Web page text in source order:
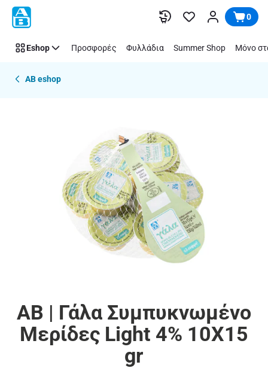
Παράλειψη 0
Eshop Προσφορές Φυλλάδια Summer Shop Μόνο
AB eshop
ΑΒ | Γάλα Συμπυκνωμένο
Μερίδες Light 4% 10X15
gr